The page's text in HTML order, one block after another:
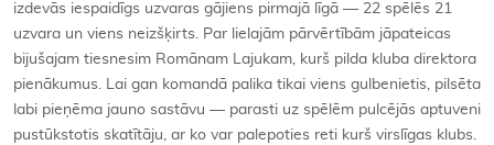
izdevās iespaidīgs uzvaras gājiens pirmajā līgā — 22 spēlēs 21
uzvara un viens neizšķirts. Par lielajām pārvērtībām jāpateicas
bijušajam tiesnesim Romānam Lajukam, kurš pilda kluba direktora
pienākumus. Lai gan komandā palika tikai viens gulbenietis, pilsēta
labi pieņēma jauno sastāvu — parasti uz spēlēm pulcējās aptuveni
pustūkstotis skatītāju, ar ko var palepoties reti kurš virslīgas klubs.